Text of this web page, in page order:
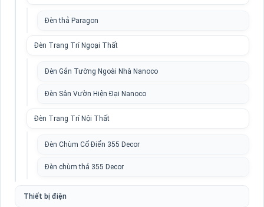
Đèn thả Paragon
Đèn Trang Trí Ngoại Thất
Đèn Gắn Tường Ngoài Nhà Nanoco
Đèn Sân Vườn Hiện Đại Nanoco
Đèn Trang Trí Nội Thất
Đèn Chùm Cổ Điển 355 Decor
Đèn chùm thả 355 Decor
Thiết bị điện